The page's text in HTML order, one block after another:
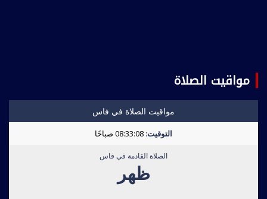
مواقيت الصلاة